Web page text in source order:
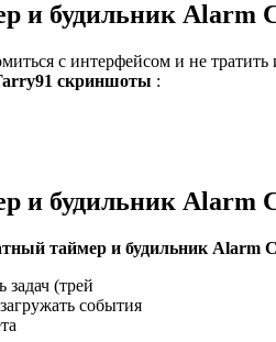
и будильник Alarm
с интерфейсом и не
скриншоты :
и будильник Alarm
таймер и будильник Alarm
задач (трей
события